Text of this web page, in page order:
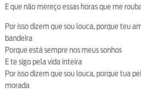
E que não mereço essas horas que me
Por isso dizem que sou louca, porque teu
bandeira
Porque está sempre nos meus sonhos
E te sigo pela vida inteira
Por isso dizem que sou louca, porque tua
morada